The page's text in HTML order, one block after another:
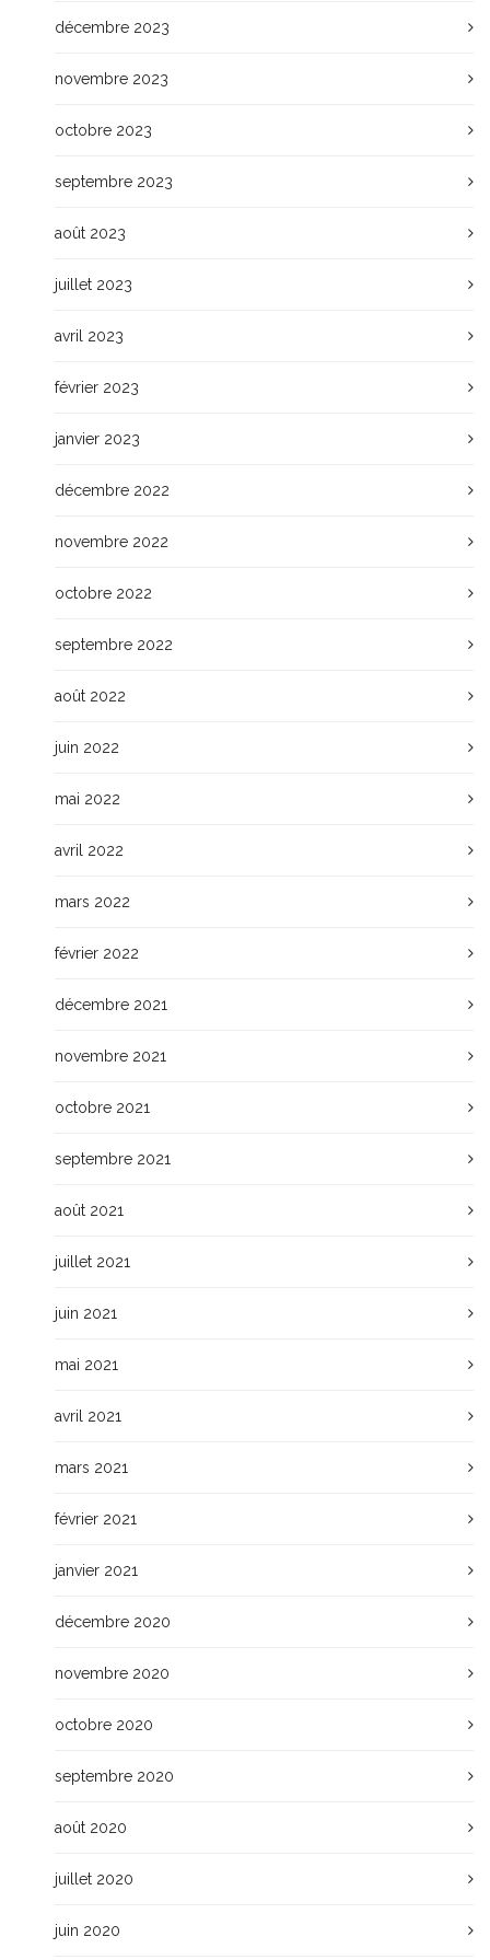
décembre 2023
novembre 2023
octobre 2023
septembre 2023
août 2023
juillet 2023
avril 2023
février 2023
janvier 2023
décembre 2022
novembre 2022
octobre 2022
septembre 2022
août 2022
juin 2022
mai 2022
avril 2022
mars 2022
février 2022
décembre 2021
novembre 2021
octobre 2021
septembre 2021
août 2021
juillet 2021
juin 2021
mai 2021
avril 2021
mars 2021
février 2021
janvier 2021
décembre 2020
novembre 2020
octobre 2020
septembre 2020
août 2020
juillet 2020
juin 2020